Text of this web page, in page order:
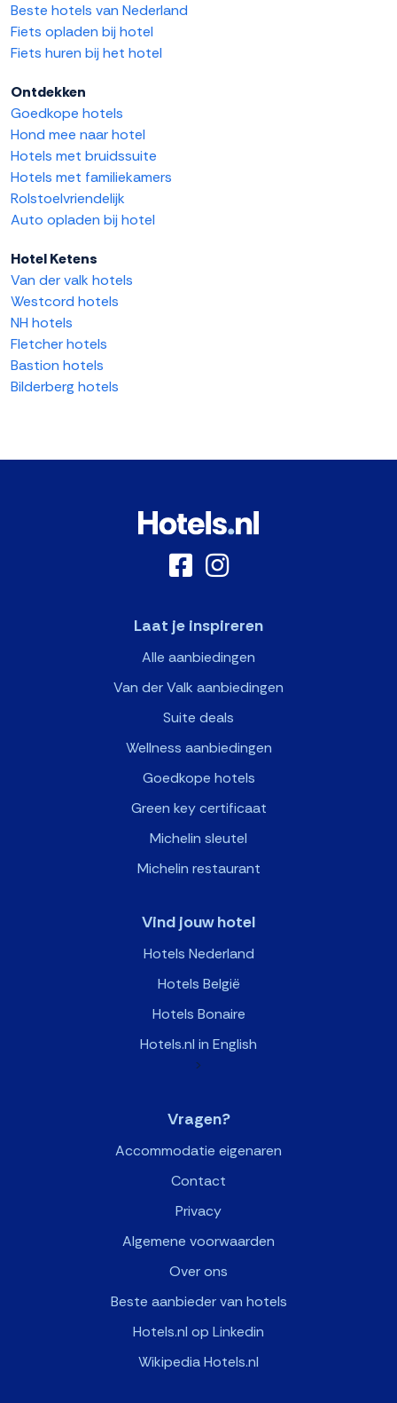
Beste hotels van Nederland
Fiets opladen bij hotel
Fiets huren bij het hotel
Ontdekken
Goedkope hotels
Hond mee naar hotel
Hotels met bruidssuite
Hotels met familiekamers
Rolstoelvriendelijk
Auto opladen bij hotel
Hotel Ketens
Van der valk hotels
Westcord hotels
NH hotels
Fletcher hotels
Bastion hotels
Bilderberg hotels
Laat je inspireren
Alle aanbiedingen
Van der Valk aanbiedingen
Suite deals
Wellness aanbiedingen
Goedkope hotels
Green key certificaat
Michelin sleutel
Michelin restaurant
Vind jouw hotel
Hotels Nederland
Hotels België
Hotels Bonaire
Hotels.nl in English
>
Vragen?
Accommodatie eigenaren
Contact
Privacy
Algemene voorwaarden
Over ons
Beste aanbieder van hotels
Hotels.nl op Linkedin
Wikipedia Hotels.nl